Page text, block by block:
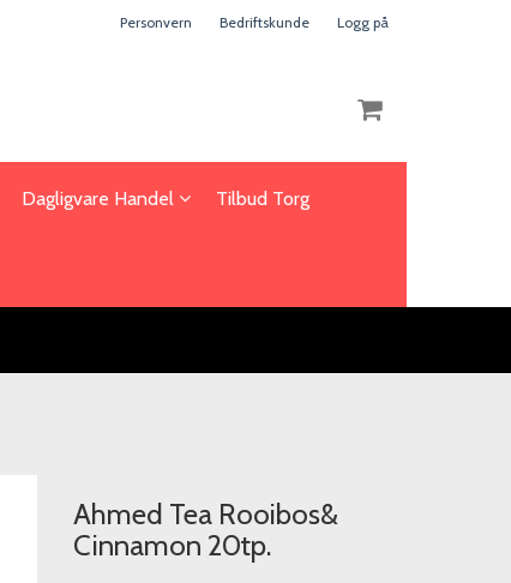
Personvern Bedriftskunde Logg på
Dagligvare Handel Tilbud Torg
Ahmed Tea Rooibos&
Cinnamon 20tp.